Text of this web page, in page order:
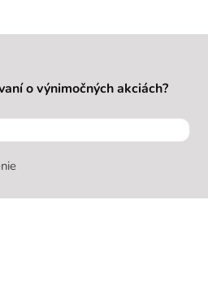
o výnimočných akciách?